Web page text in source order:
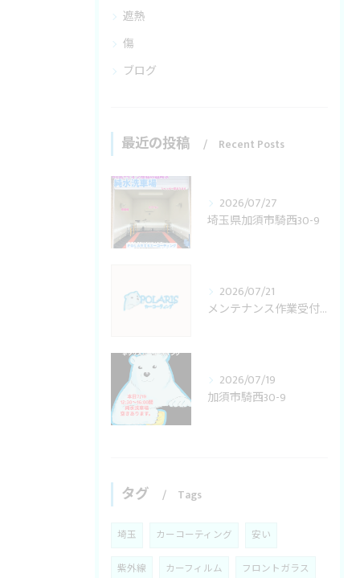
遮熱
傷
ブログ
最近の投稿 Recent Posts
2026/07/27
埼玉県加須市騎西30-9
2026/07/21
メンテナンス作業受付変更
2026/07/19
加須市騎西30-9
タグ Tags
埼玉 カーコーティング 安い
紫外線 カーフィルム フロントガラス